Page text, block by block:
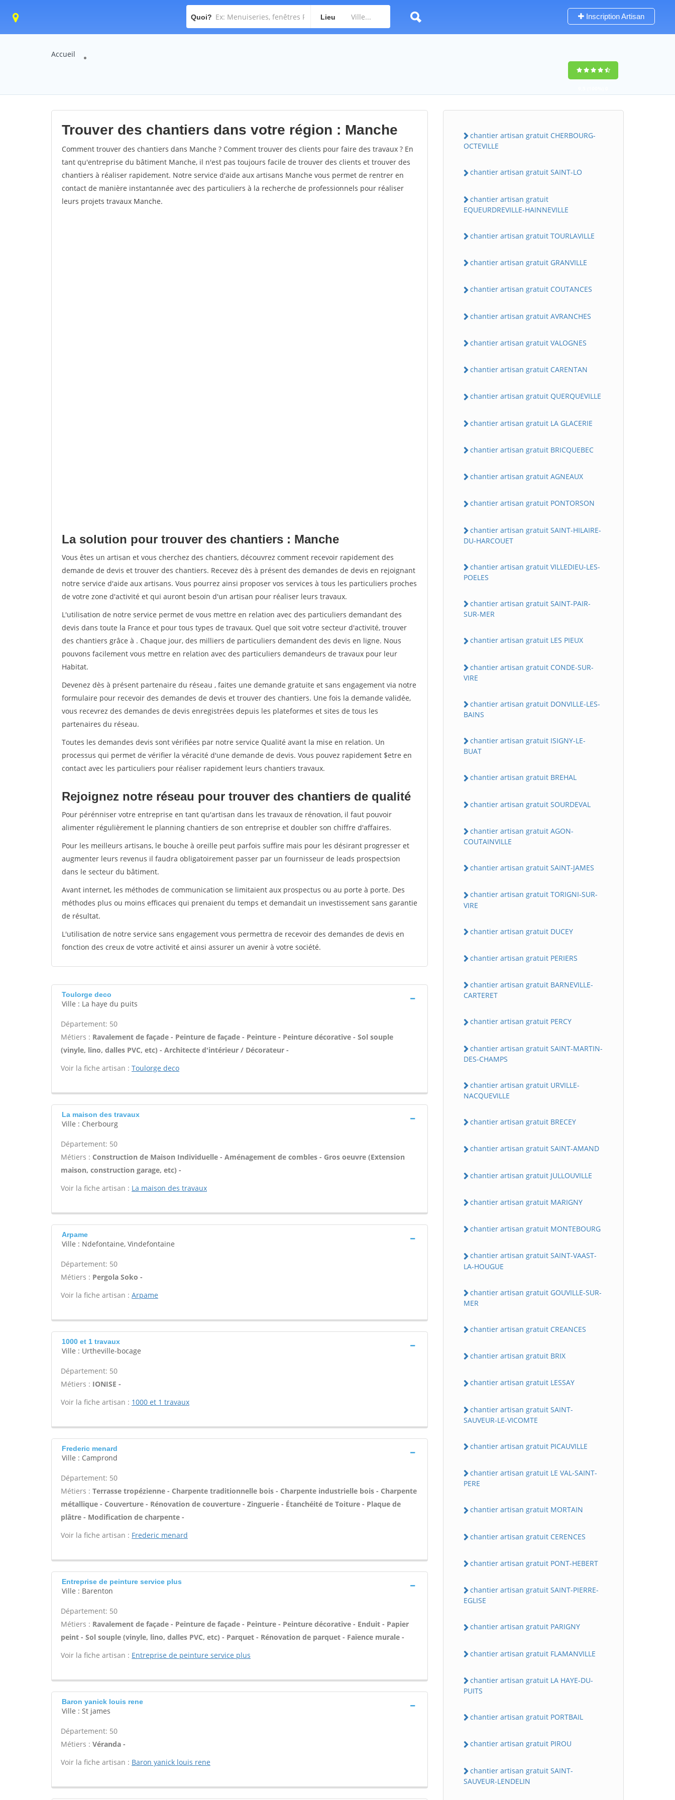
Quoi? Lieu Inscription Artisan
Accueil
Trouver des chantiers dans votre région : Manche
Comment trouver des chantiers dans Manche ? Comment trouver des clients pour faire des travaux ? En
tant qu'entreprise du bâtiment Manche, il n'est pas toujours facile de trouver des clients et trouver des
chantiers à réaliser rapidement. Notre service d'aide aux artisans Manche vous permet de rentrer en
contact de manière instantannée avec des particuliers à la recherche de professionnels pour réaliser
leurs projets travaux Manche.
La solution pour trouver des chantiers : Manche
Vous êtes un artisan et vous cherchez des chantiers, découvrez comment recevoir rapidement des
demande de devis et trouver des chantiers. Recevez dès à présent des demandes de devis en rejoignant
notre service d'aide aux artisans. Vous pourrez ainsi proposer vos services à tous les particuliers proches
de votre zone d'activité et qui auront besoin d'un artisan pour réaliser leurs travaux.
L'utilisation de notre service permet de vous mettre en relation avec des particuliers demandant des
devis dans toute la France et pour tous types de travaux. Quel que soit votre secteur d'activité, trouver
des chantiers grâce à . Chaque jour, des milliers de particuliers demandent des devis en ligne. Nous
pouvons facilement vous mettre en relation avec des particuliers demandeurs de travaux pour leur
Habitat.
Devenez dès à présent partenaire du réseau , faites une demande gratuite et sans engagement via notre
formulaire pour recevoir des demandes de devis et trouver des chantiers. Une fois la demande validée,
vous recevrez des demandes de devis enregistrées depuis les plateformes et sites de tous les
partenaires du réseau.
Toutes les demandes devis sont vérifiées par notre service Qualité avant la mise en relation. Un
processus qui permet de vérifier la véracité d'une demande de devis. Vous pouvez rapidement $etre en
contact avec les particuliers pour réaliser rapidement leurs chantiers travaux.
Rejoignez notre réseau pour trouver des chantiers de qualité
Pour pérénniser votre entreprise en tant qu'artisan dans les travaux de rénovation, il faut pouvoir
alimenter régulièrement le planning chantiers de son entreprise et doubler son chiffre d'affaires.
Pour les meilleurs artisans, le bouche à oreille peut parfois suffire mais pour les désirant progresser et
augmenter leurs revenus il faudra obligatoirement passer par un fournisseur de leads prospectsion
dans le secteur du bâtiment.
Avant internet, les méthodes de communication se limitaient aux prospectus ou au porte à porte. Des
méthodes plus ou moins efficaces qui prenaient du temps et demandait un investissement sans garantie
de résultat.
L'utilisation de notre service sans engagement vous permettra de recevoir des demandes de devis en
fonction des creux de votre activité et ainsi assurer un avenir à votre société.
Toulorge deco
Ville : La haye du puits
Département: 50
Métiers : Ravalement de façade - Peinture de façade - Peinture - Peinture décorative - Sol souple
(vinyle, lino, dalles PVC, etc) - Architecte d'intérieur / Décorateur -
Voir la fiche artisan : Toulorge deco
La maison des travaux
Ville : Cherbourg
Département: 50
Métiers : Construction de Maison Individuelle - Aménagement de combles - Gros oeuvre (Extension
maison, construction garage, etc) -
Voir la fiche artisan : La maison des travaux
Arpame
Ville : Ndefontaine, Vindefontaine
Département: 50
Métiers : Pergola Soko -
Voir la fiche artisan : Arpame
1000 et 1 travaux
Ville : Urtheville-bocage
Département: 50
Métiers : IONISE -
Voir la fiche artisan : 1000 et 1 travaux
Frederic menard
Ville : Camprond
Département: 50
Métiers : Terrasse tropézienne - Charpente traditionnelle bois - Charpente industrielle bois - Charpente
métallique - Couverture - Rénovation de couverture - Zinguerie - Étanchéité de Toiture - Plaque de
plâtre - Modification de charpente -
Voir la fiche artisan : Frederic menard
Entreprise de peinture service plus
Ville : Barenton
Département: 50
Métiers : Ravalement de façade - Peinture de façade - Peinture - Peinture décorative - Enduit - Papier
peint - Sol souple (vinyle, lino, dalles PVC, etc) - Parquet - Rénovation de parquet - Faïence murale -
Voir la fiche artisan : Entreprise de peinture service plus
Baron yanick louis rene
Ville : St james
Département: 50
Métiers : Véranda -
Voir la fiche artisan : Baron yanick louis rene
chantier artisan gratuit CHERBOURG-
OCTEVILLE
chantier artisan gratuit SAINT-LO
chantier artisan gratuit
EQUEURDREVILLE-HAINNEVILLE
chantier artisan gratuit TOURLAVILLE
chantier artisan gratuit GRANVILLE
chantier artisan gratuit COUTANCES
chantier artisan gratuit AVRANCHES
chantier artisan gratuit VALOGNES
chantier artisan gratuit CARENTAN
chantier artisan gratuit QUERQUEVILLE
chantier artisan gratuit LA GLACERIE
chantier artisan gratuit BRICQUEBEC
chantier artisan gratuit AGNEAUX
chantier artisan gratuit PONTORSON
chantier artisan gratuit SAINT-HILAIRE-
DU-HARCOUET
chantier artisan gratuit VILLEDIEU-LES-
POELES
chantier artisan gratuit SAINT-PAIR-
SUR-MER
chantier artisan gratuit LES PIEUX
chantier artisan gratuit CONDE-SUR-
VIRE
chantier artisan gratuit DONVILLE-LES-
BAINS
chantier artisan gratuit ISIGNY-LE-
BUAT
chantier artisan gratuit BREHAL
chantier artisan gratuit SOURDEVAL
chantier artisan gratuit AGON-
COUTAINVILLE
chantier artisan gratuit SAINT-JAMES
chantier artisan gratuit TORIGNI-SUR-
VIRE
chantier artisan gratuit DUCEY
chantier artisan gratuit PERIERS
chantier artisan gratuit BARNEVILLE-
CARTERET
chantier artisan gratuit PERCY
chantier artisan gratuit SAINT-MARTIN-
DES-CHAMPS
chantier artisan gratuit URVILLE-
NACQUEVILLE
chantier artisan gratuit BRECEY
chantier artisan gratuit SAINT-AMAND
chantier artisan gratuit JULLOUVILLE
chantier artisan gratuit MARIGNY
chantier artisan gratuit MONTEBOURG
chantier artisan gratuit SAINT-VAAST-
LA-HOUGUE
chantier artisan gratuit GOUVILLE-SUR-
MER
chantier artisan gratuit CREANCES
chantier artisan gratuit BRIX
chantier artisan gratuit LESSAY
chantier artisan gratuit SAINT-
SAUVEUR-LE-VICOMTE
chantier artisan gratuit PICAUVILLE
chantier artisan gratuit LE VAL-SAINT-
PERE
chantier artisan gratuit MORTAIN
chantier artisan gratuit CERENCES
chantier artisan gratuit PONT-HEBERT
chantier artisan gratuit SAINT-PIERRE-
EGLISE
chantier artisan gratuit PARIGNY
chantier artisan gratuit FLAMANVILLE
chantier artisan gratuit LA HAYE-DU-
PUITS
chantier artisan gratuit PORTBAIL
chantier artisan gratuit PIROU
chantier artisan gratuit SAINT-
SAUVEUR-LENDELIN